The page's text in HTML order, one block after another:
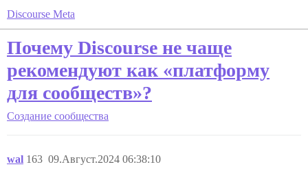
Discourse Meta
Почему Discourse не чаще
рекомендуют как «платформу
для сообществ»?
Создание сообщества
wal 09.Август.2024 06:38:10
163